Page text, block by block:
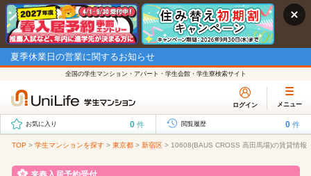
夏季休業日の営業に関するお知らせ
全国の学生マンション・アパート・学生会館・学生寮検索サイト
ログイン メニュー
お気に入り 0 件 閲覧履歴 0 件
TOP > 学生マンションを探す > 東京都 > 新宿区 > 10608(BAUS CROSS 高田馬場)の賃貸情報